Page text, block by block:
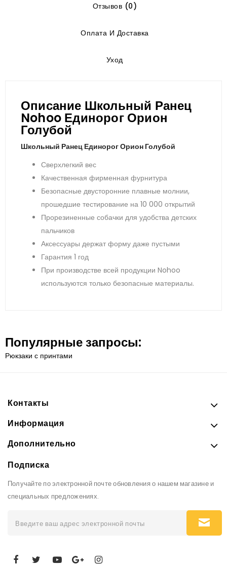
Отзывов (0)
Оплата И Доставка
Уход
Описание Школьный Ранец
Nohoo Единорог Орион
Голубой
Школьный Ранец Единорог Орион Голубой
Сверхлегкий вес
Качественная фирменная фурнитура
Безопасные двусторонние плавные молнии,
прошедшие тестирование на 10 000 открытий
Прорезиненные собачки для удобства детских
пальчиков
Аксессуары держат форму даже пустыми
Гарантия 1 год
При производстве всей продукции Nohoo
используются только безопасные материалы.
Популярные запросы:
Рюкзаки с принтами
Контакты
Информация
Дополнительно
Подписка
Получайте по электронной почте обновления о нашем магазине и
специальных предложениях.